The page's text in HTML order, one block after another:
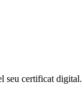
seu certificat digital.